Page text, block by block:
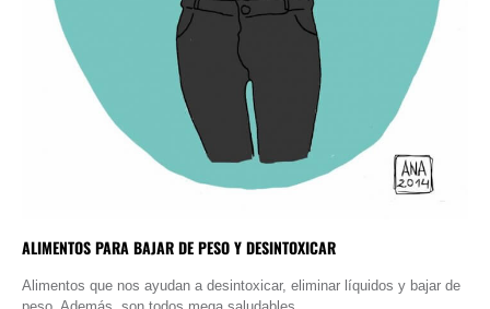
ALIMENTOS PARA BAJAR DE PESO Y DESINTOXICAR
Alimentos que nos ayudan a desintoxicar, eliminar líquidos y bajar de